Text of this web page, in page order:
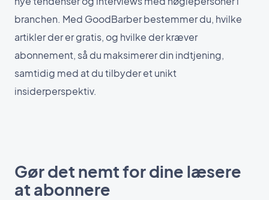
branchen. Med GoodBarber bestemmer du, hvilke
artikler der er gratis, og hvilke der kræver
abonnement, så du maksimerer din indtjening,
samtidig med at du tilbyder et unikt
insiderperspektiv.
Gør det nemt for dine læsere
at abonnere